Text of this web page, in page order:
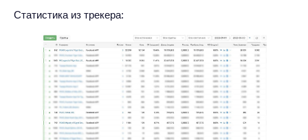
Статистика из трекера: